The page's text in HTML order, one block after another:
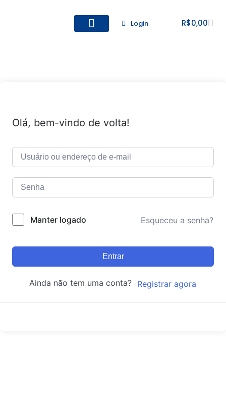
Login R$0,00
Olá, bem-vindo de volta!
Manter logado Esqueceu a senha?
Entrar
Ainda não tem uma conta? Registrar agora